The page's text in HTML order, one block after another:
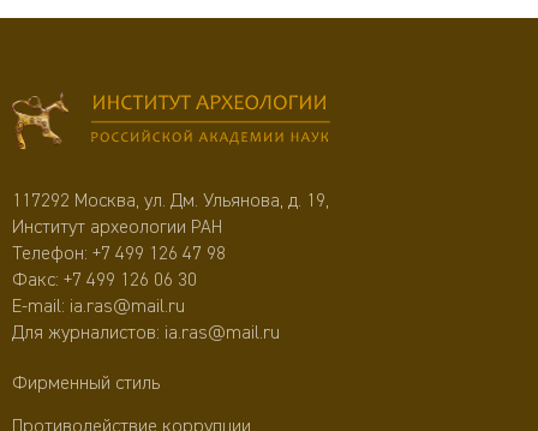
117292 Москва, ул. Дм. Ульянова, д. 19,
Институт археологии РАН
Телефон: +7 499 126 47 98
Факс: +7 499 126 06 30
E-mail: ia.ras@mail.ru
Для журналистов: ia.ras@mail.ru
Фирменный стиль